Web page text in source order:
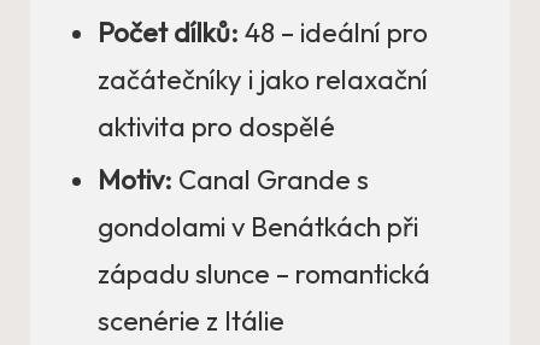
Počet dílků: 48 – ideální pro
začátečníky i jako relaxační
aktivita pro dospělé
Motiv: Canal Grande s
gondolami v Benátkách při
západu slunce – romantická
scenérie z Itálie